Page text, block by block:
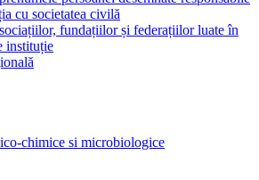
cu societatea civilă
fundațiilor și federațiilor luate în
instituție
chimice si microbiologice